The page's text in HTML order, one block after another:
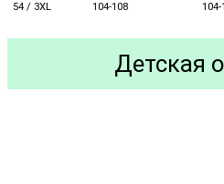
54 / 3XL
104-108 104-
Детская